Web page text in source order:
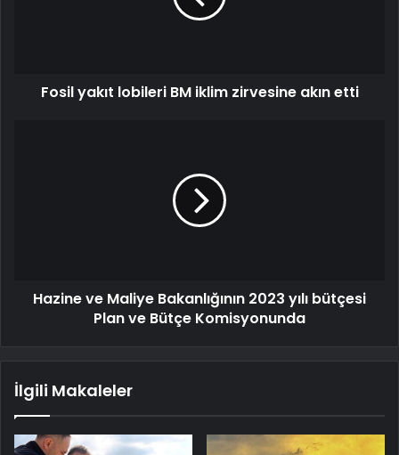
Fosil yakıt lobileri BM iklim zirvesine akın etti
Hazine ve Maliye Bakanlığının 2023 yılı bütçesi
Plan ve Bütçe Komisyonunda
İlgili Makaleler